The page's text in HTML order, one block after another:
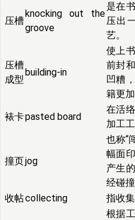
压槽
knocking out the
groove
是在
压出
艺。
压槽
成型
building-in
使上
前封
凹糟
籍更
裱卡pasted board
在活
加工工
撞页jog
也称“
幅面
产生
经碰
收帖collecting 指收
根据